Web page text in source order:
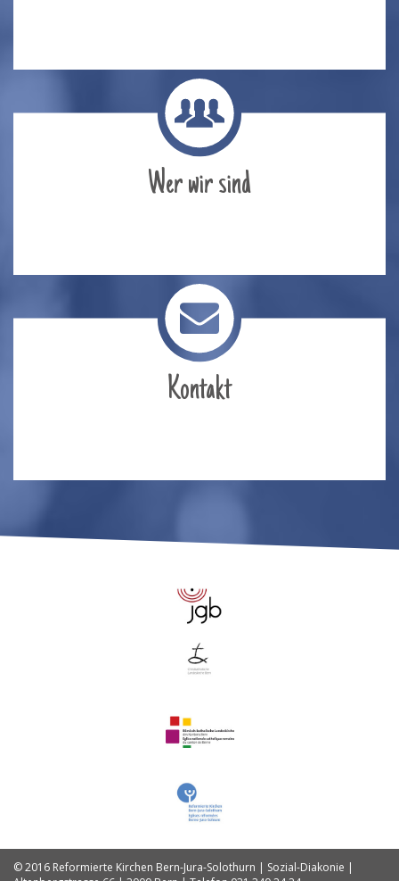
Wer wir sind
Kontakt
© 2016 Reformierte Kirchen Bern-Jura-Solothurn | Sozial-Diakonie |